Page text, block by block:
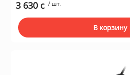
3 630 c / шт.
В корзину